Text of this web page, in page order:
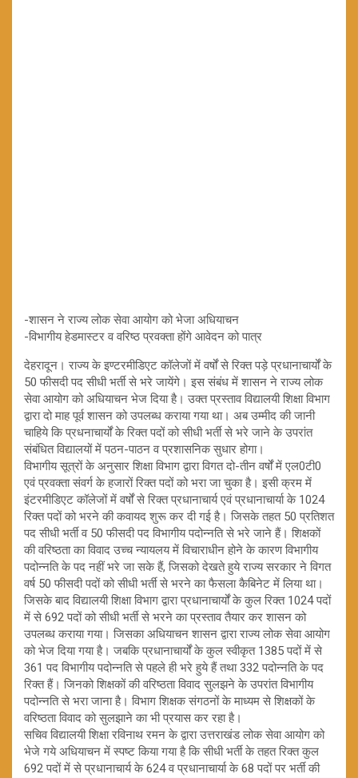
-शासन ने राज्य लोक सेवा आयोग को भेजा अधियाचन
-विभागीय हेडमास्टर व वरिष्ठ प्रवक्ता होंगे आवेदन को पात्र
देहरादून। राज्य के इण्टरमीडिएट कॉलेजों में वर्षों से रिक्त पड़े प्रधानाचार्यों के
50 फीसदी पद सीधी भर्ती से भरे जायेंगे। इस संबंध में शासन ने राज्य लोक
सेवा आयोग को अधियाचन भेज दिया है। उक्त प्रस्ताव विद्यालयी शिक्षा विभाग
द्वारा दो माह पूर्व शासन को उपलब्ध कराया गया था। अब उम्मीद की जानी
चाहिये कि प्रधनाचार्यों के रिक्त पदों को सीधी भर्ती से भरे जाने के उपरांत
संबंधित विद्यालयों में पठन-पाठन व प्रशासनिक सुधार होगा।
विभागीय सूत्रों के अनुसार शिक्षा विभाग द्वारा विगत दो-तीन वर्षों में एल0टी0
एवं प्रवक्ता संवर्ग के हजारों रिक्त पदों को भरा जा चुका है। इसी क्रम में
इंटरमीडिएट कॉलेजों में वर्षों से रिक्त प्रधानाचार्य एवं प्रधानाचार्या के 1024
रिक्त पदों को भरने की कवायद शुरू कर दी गई है। जिसके तहत 50 प्रतिशत
पद सीधी भर्ती व 50 फीसदी पद विभागीय पदोन्नति से भरे जाने हैं। शिक्षकों
की वरिष्ठता का विवाद उच्च न्यायलय में विचाराधीन होने के कारण विभागीय
पदोन्नति के पद नहीं भरे जा सके हैं, जिसको देखते हुये राज्य सरकार ने विगत
वर्ष 50 फीसदी पदों को सीधी भर्ती से भरने का फैसला कैबिनेट में लिया था।
जिसके बाद विद्यालयी शिक्षा विभाग द्वारा प्रधानाचार्यों के कुल रिक्त 1024 पदों
में से 692 पदों को सीधी भर्ती से भरने का प्रस्ताव तैयार कर शासन को
उपलब्ध कराया गया। जिसका अधियाचन शासन द्वारा राज्य लोक सेवा आयोग
को भेज दिया गया है। जबकि प्रधानाचार्यों के कुल स्वीकृत 1385 पदों में से
361 पद विभागीय पदोन्नति से पहले ही भरे हुये हैं तथा 332 पदोन्नति के पद
रिक्त हैं। जिनको शिक्षकों की वरिष्ठता विवाद सुलझने के उपरांत विभागीय
पदोन्नति से भरा जाना है। विभाग शिक्षक संगठनों के माध्यम से शिक्षकों के
वरिष्ठता विवाद को सुलझाने का भी प्रयास कर रहा है।
सचिव विद्यालयी शिक्षा रविनाथ रमन के द्वारा उत्तराखंड लोक सेवा आयोग को
भेजे गये अधियाचन में स्पष्ट किया गया है कि सीधी भर्ती के तहत रिक्त कुल
692 पदों में से प्रधानाचार्य के 624 व प्रधानाचार्या के 68 पदों पर भर्ती की